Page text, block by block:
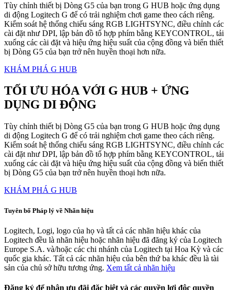
Tùy chỉnh thiết bị Dòng G5 của bạn trong G HUB hoặc ứng dụng
di động Logitech G để có trải nghiệm chơi game theo cách riêng.
Kiểm soát hệ thống chiếu sáng RGB LIGHTSYNC, điều chỉnh các
cài đặt như DPI, lập bản đồ tổ hợp phím bằng KEYCONTROL, tải
xuống các cài đặt và hiệu ứng hiệu suất của cộng đồng và biến thiết
bị Dòng G5 của bạn trở nên huyền thoại hơn nữa.
KHÁM PHÁ G HUB
TỐI ƯU HÓA VỚI G HUB + ỨNG
DỤNG DI ĐỘNG
Tùy chỉnh thiết bị Dòng G5 của bạn trong G HUB hoặc ứng dụng
di động Logitech G để có trải nghiệm chơi game theo cách riêng.
Kiểm soát hệ thống chiếu sáng RGB LIGHTSYNC, điều chỉnh các
cài đặt như DPI, lập bản đồ tổ hợp phím bằng KEYCONTROL, tải
xuống các cài đặt và hiệu ứng hiệu suất của cộng đồng và biến thiết
bị Dòng G5 của bạn trở nên huyền thoại hơn nữa.
KHÁM PHÁ G HUB
Tuyên bố Pháp lý về Nhãn hiệu
Logitech, Logi, logo của họ và tất cả các nhãn hiệu khác của
Logitech đều là nhãn hiệu hoặc nhãn hiệu đã đăng ký của Logitech
Europe S.A. và/hoặc các chi nhánh của Logitech tại Hoa Kỳ và các
quốc gia khác. Tất cả các nhãn hiệu của bên thứ ba khác đều là tài
sản của chủ sở hữu tương ứng. Xem tất cả nhãn hiệu
Đăng ký để nhận ưu đãi đặc biệt và các quyền lợi độc quyền